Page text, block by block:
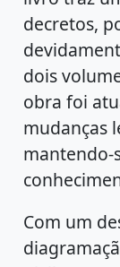
decretos,
dois
obra foi
mudanças
mantendo-
Com um